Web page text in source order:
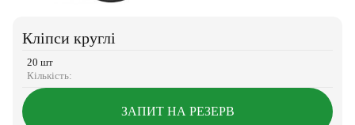
Кліпси круглі
20 шт
Кількість:
ЗАПИТ НА РЕЗЕРВ